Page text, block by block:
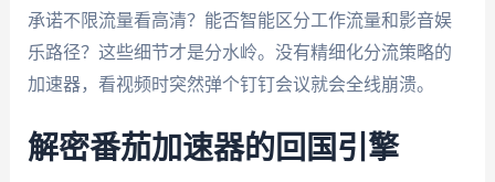
承诺不限流量看高清？能否智能区分工作流量和影音娱
乐路径？这些细节才是分水岭。没有精细化分流策略的
加速器，看视频时突然弹个钉钉会议就会全线崩溃。
解密番茄加速器的回国引擎